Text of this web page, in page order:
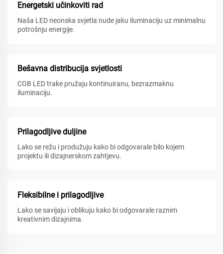
Energetski učinkoviti rad
Naša LED neonska svjetla nude jaku iluminaciju uz minimalnu
potrošnju energije.
Bešavna distribucija svjetlosti
COB LED trake pružaju kontinuiranu, bezrazmaknu
iluminaciju.
Prilagodljive duljine
Lako se režu i produžuju kako bi odgovarale bilo kojem
projektu ili dizajnerskom zahtjevu.
Fleksibilne i prilagodljive
Lako se savijaju i oblikuju kako bi odgovarale raznim
kreativnim dizajnima.